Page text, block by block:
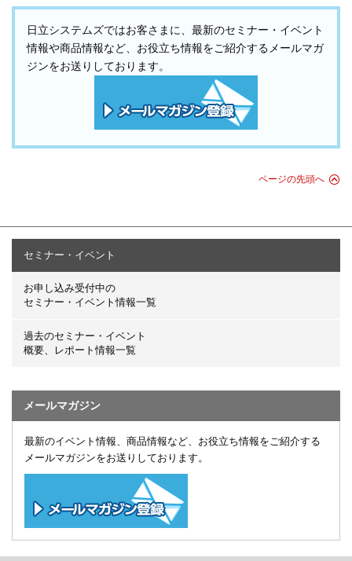
日立システムズではお客さまに、最新のセミナー・イベント
情報や商品情報など、お役立ち情報をご紹介するメールマガ
ジンをお送りしております。
ページの先頭へ
セミナー・イベント
お申し込み受付中の
セミナー・イベント情報一覧
過去のセミナー・イベント
概要、レポート情報一覧
メールマガジン
最新のイベント情報、商品情報など、お役立ち情報をご紹介する
メールマガジンをお送りしております。